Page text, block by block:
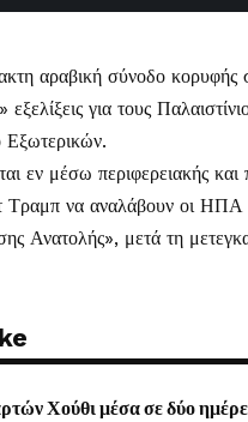
αραβική σύνοδο
εξελίξεις για τους
Εξωτερικών.
εν μέσω περιφερειακής και
Τραμπ να αναλάβουν οι ΗΠΑ
Ανατολής», μετά τη
Χούθι μέσα σε δύο